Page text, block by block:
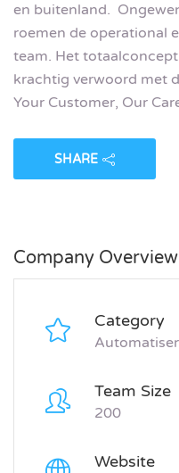
en buitenland.
roemen de operational
team. Het
krachtig verwoord met
Your Customer, Our
SHARE
Company Overview
Category
Team Size
200
Website